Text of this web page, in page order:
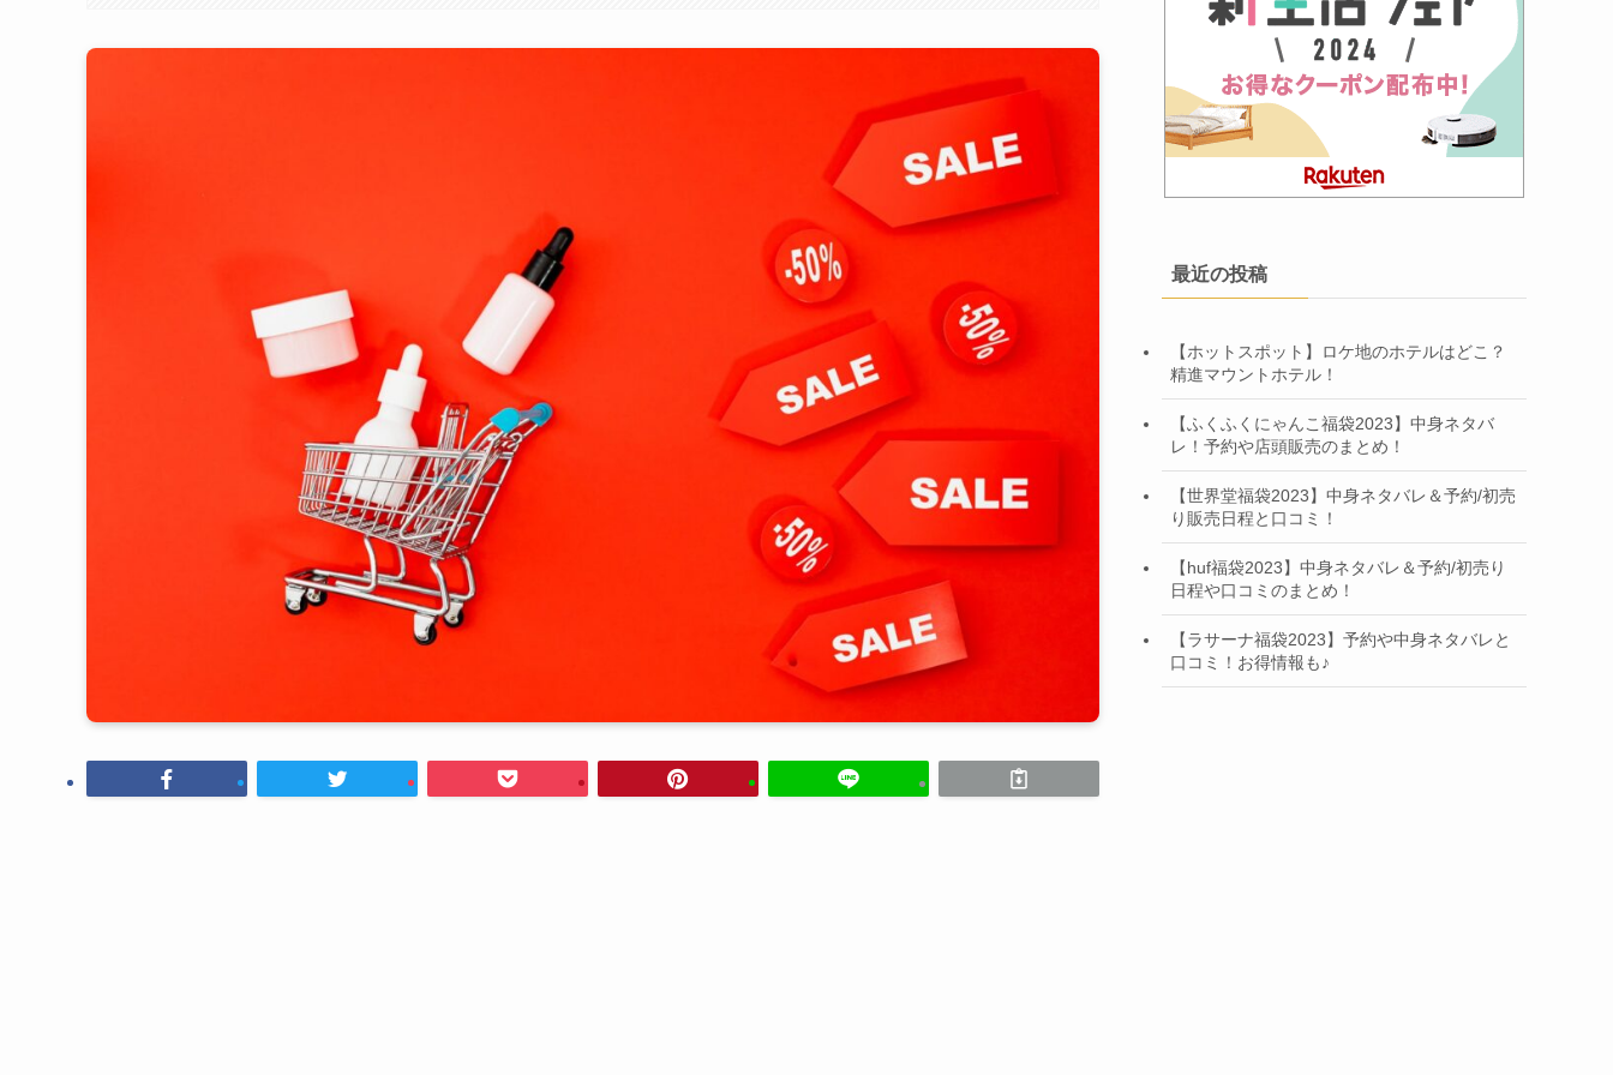
最近の投稿
【ホットスポット】ロケ地のホテルはどこ？
精進マウントホテル！
【ふくふくにゃんこ福袋2023】中身ネタバ
レ！予約や店頭販売のまとめ！
【世界堂福袋2023】中身ネタバレ＆予約/初売
り販売日程と口コミ！
【huf福袋2023】中身ネタバレ＆予約/初売り
日程や口コミのまとめ！
【ラサーナ福袋2023】予約や中身ネタバレと
口コミ！お得情報も♪